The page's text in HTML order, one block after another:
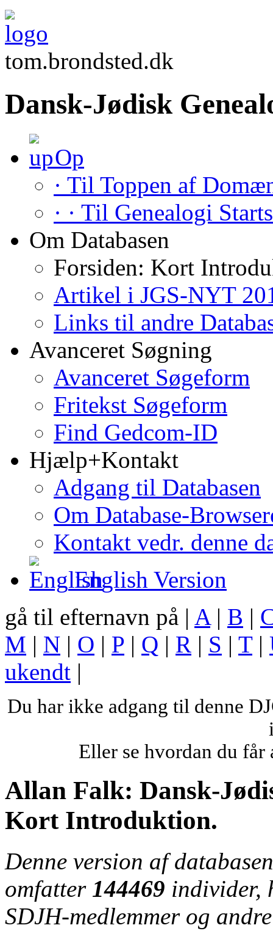
tom.brondsted.dk
Dansk-Jødisk
Op
· Til Toppen af
· · Til Genealogi
Om Databasen
Forsiden: Kort
Artikel i JGS-NYT
Links til andre
Avanceret Søgning
Avanceret Søgeform
Fritekst Søgeform
Find Gedcom-ID
Hjælp+Kontakt
Adgang til Databasen
Om Database-
Kontakt vedr. denne
English Version
gå til efternavn på | A| B |
M | N | O | P | Q | R | S | T|
ukendt |
Du har ikke adgang til denne
Eller se hvordan du får
Allan Falk: Dansk-
Kort Introduktion.
Denne version af
omfatter 144469 individer,
SDJH-medlemmer og